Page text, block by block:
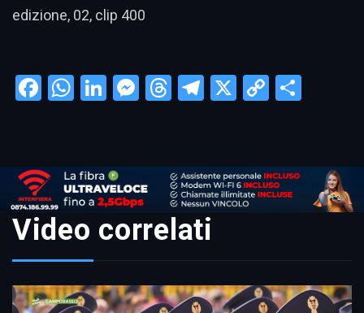
edizione, 02, clip 400
Facebook
WhatsApp
LinkedIn
Messenger
Threads
Telegram
X
Copy
Video correlati